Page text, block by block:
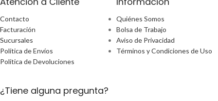
Contacto
Facturación
Sucursales
Política de Envíos
Política de Devoluciones
Quiénes Somos
Bolsa de Trabajo
Aviso de Privacidad
Términos y Condiciones de Uso
¿Tiene alguna pregunta?